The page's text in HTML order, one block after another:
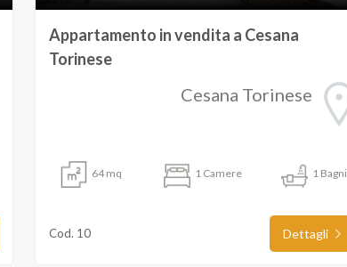
Appartamento in vendita a Cesana
Torinese
Cesana Torinese
64 mq 1 Camere 1 Bagni
Cod. 10 Dettagli